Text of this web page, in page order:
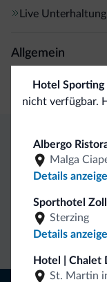
Live Unterhaltung
Allgemein
SafeHotel Sporting
nicht verfügbar.
Albergo
Malga
Details
Sporthotel Zoll
Sterzing
Details
Hotel | Chalet
St. Martin
Exklusive
Direkter
Kontakt